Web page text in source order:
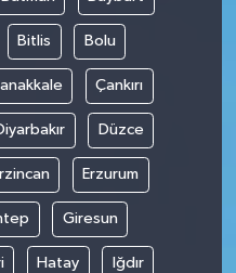
Bitlis Bolu
Çankırı
Düzce
Erzurum
Giresun
Hatay Iğdır